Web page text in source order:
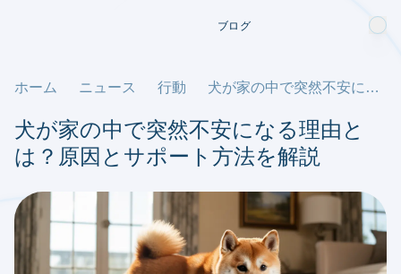
ブログ
ホーム ニュース 行動 犬が家の中で突然不安になる理由とは？原因とサポート方法を解説
犬が家の中で突然不安になる理由と
は？原因とサポート方法を解説